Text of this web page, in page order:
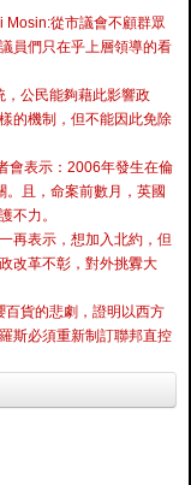
Mosin:從市議會不顧群眾
員們只在乎上層領導的看
，公民能夠藉此影響政
的機制，但不能因此免除
會表示：2006年發生在倫
且，命案前數月，英國
不力。
再表示，想加入北約，但
改革不彰，對外挑釁大
貨的悲劇，證明以西方
斯必須重新制訂聯邦直控